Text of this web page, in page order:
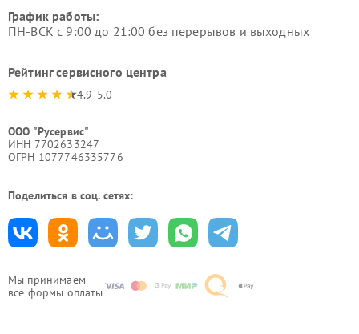
Мы принимаем
все формы оплаты
График работы:
ПН-ВСК с 9:00 до 21:00 без перерывов и выходных
Рейтинг сервисного центра
4.9-5.0
ООО "Русервис"
ИНН 7702633247
ОГРН 1077746335776
Поделиться в соц. сетях: